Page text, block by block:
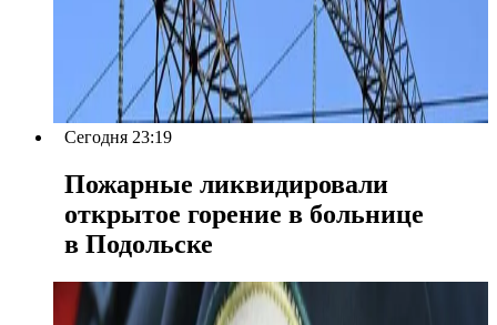
Сегодня 23:19
Пожарные ликвидировали
открытое горение в больнице
в Подольске